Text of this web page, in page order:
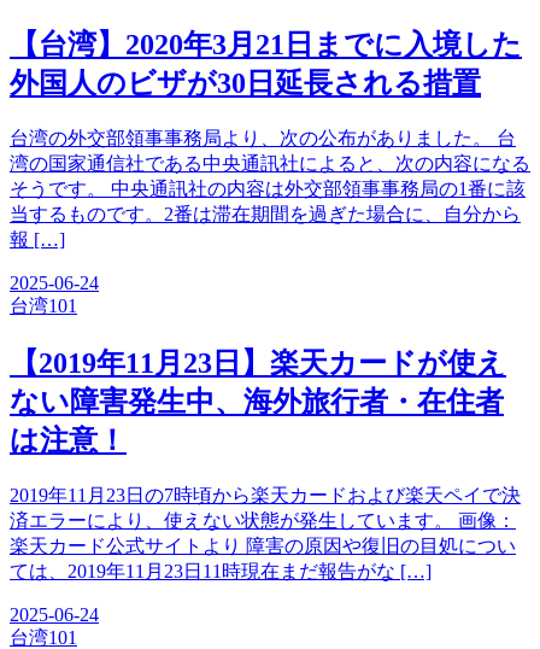
【台湾】2020年3月21日までに入境した
外国人のビザが30日延長される措置
台湾の外交部領事事務局より、次の公布がありました。 台
湾の国家通信社である中央通訊社によると、次の内容になる
そうです。 中央通訊社の内容は外交部領事事務局の1番に該
当するものです。2番は滞在期間を過ぎた場合に、自分から
報 […]
2025-06-24
台湾101
【2019年11月23日】楽天カードが使え
ない障害発生中、海外旅行者・在住者
は注意！
2019年11月23日の7時頃から楽天カードおよび楽天ペイで決
済エラーにより、使えない状態が発生しています。 画像：
楽天カード公式サイトより 障害の原因や復旧の目処につい
ては、2019年11月23日11時現在まだ報告がな […]
2025-06-24
台湾101